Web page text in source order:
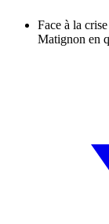
Face à la
Matignon en